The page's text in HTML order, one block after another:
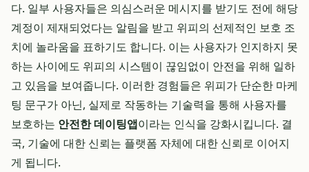
다. 일부 사용자들은 의심스러운 메시지를 받기도 전에 해당
계정이 제재되었다는 알림을 받고 위피의 선제적인 보호 조
치에 놀라움을 표하기도 합니다. 이는 사용자가 인지하지 못
하는 사이에도 위피의 시스템이 끊임없이 안전을 위해 일하
고 있음을 보여줍니다. 이러한 경험들은 위피가 단순한 마케
팅 문구가 아닌, 실제로 작동하는 기술력을 통해 사용자를
보호하는 안전한 데이팅앱이라는 인식을 강화시킵니다. 결
국, 기술에 대한 신뢰는 플랫폼 자체에 대한 신뢰로 이어지
게 됩니다.